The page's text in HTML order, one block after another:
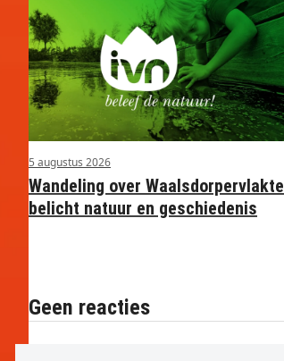
5 augustus 2026
Wandeling over Waalsdorpervlakte
belicht natuur en geschiedenis
Geen reacties